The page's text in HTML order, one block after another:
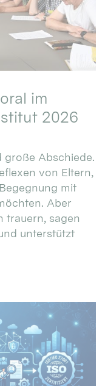
im
2026
große Abschiede.
von Eltern,
mit
Aber
trauern, sagen
unterstützt